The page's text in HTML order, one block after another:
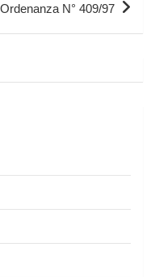
Ordenanza N° 409/97